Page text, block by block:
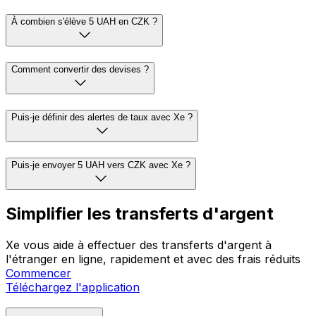
À combien s'élève 5 UAH en CZK ?
Comment convertir des devises ?
Puis-je définir des alertes de taux avec Xe ?
Puis-je envoyer 5 UAH vers CZK avec Xe ?
Simplifier les transferts d'argent
Xe vous aide à effectuer des transferts d'argent à
l'étranger en ligne, rapidement et avec des frais réduits
Commencer
Téléchargez l'application